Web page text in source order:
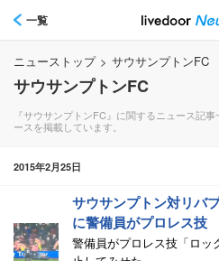
一覧
ニューストップ > サウサンプトンFC
サウサンプトンFC
『サウサンプトンFC』に関するニュース記
ースを掲載しています。
2015年2月25日
サウサンプトン対リバ
に警備員がプロレス技
警備員がプロレス技「ロッ